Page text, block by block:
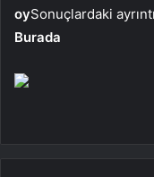
oySonuçlardaki
Burada